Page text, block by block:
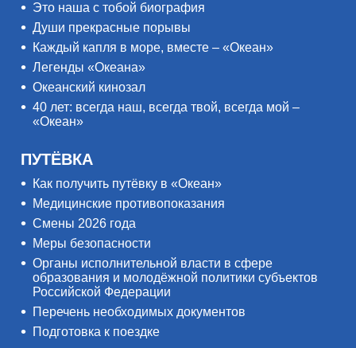
Это наша с тобой биография
Души прекрасные порывы
Каждый капля в море, вместе – «Океан»
Легенды «Океана»
Океанский кинозал
40 лет: всегда наш, всегда твой, всегда мой –
«Океан»
ПУТЁВКА
Как получить путёвку в «Океан»
Медицинские противопоказания
Смены 2026 года
Меры безопасности
Органы исполнительной власти в сфере
образования и молодёжной политики субъектов
Российской Федерации
Перечень необходимых документов
Подготовка к поездке